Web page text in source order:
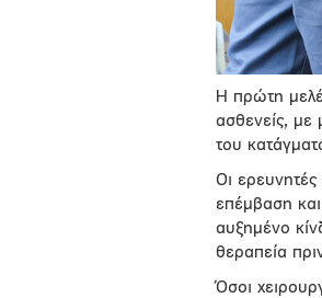
Η πρώτη
ασθενείς, με
του
Οι
επέμβαση
αυξημένο
θεραπεία
Όσοι